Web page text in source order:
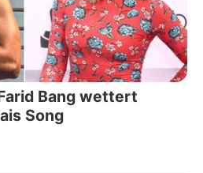
Bang wettert
Song